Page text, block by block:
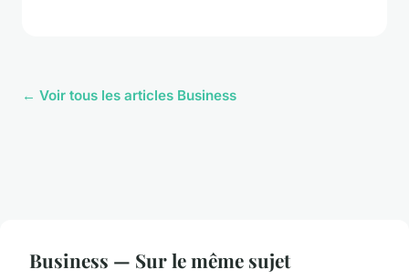
← Voir tous les articles Business
Business — Sur le même sujet